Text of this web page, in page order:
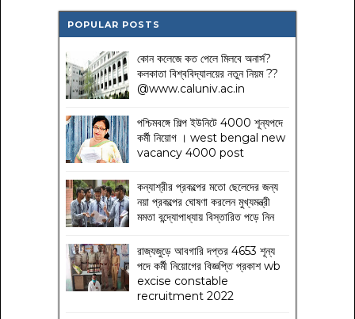
POPULAR POSTS
কোন কলেজে কত পেলে মিলবে অনার্স?
কলকাতা বিশ্ববিদ্যালয়ের নতুন নিয়ম??
@www.caluniv.ac.in
পশ্চিমবঙ্গে শিল্প ইউনিটে 4000 শূন্যপদে
কর্মী নিয়োগ । west bengal new
vacancy 4000 post
কন্যাশ্রীর প্রকল্পের মতো ছেলেদের জন্য
নয়া প্রকল্পের ঘোষণা করলেন মুখ্যমন্ত্রী
মমতা বন্দ্যোপাধ্যায় বিস্তারিত পড়ে নিন
রাজ্যজুড়ে আবগারি দপ্তর 4653 শূন্য
পদে কর্মী নিয়োগের বিজ্ঞপ্তি প্রকাশ wb
excise constable
recruitment 2022